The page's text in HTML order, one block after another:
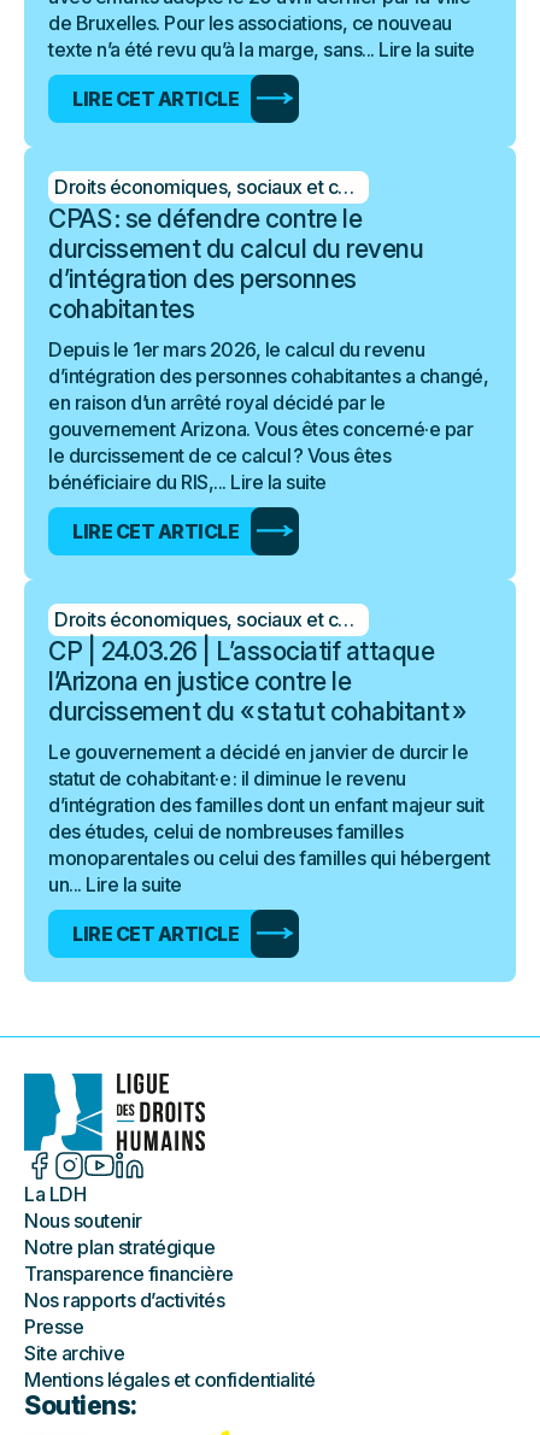
de Bruxelles. Pour les associations, ce nouveau
texte n’a été revu qu’à la marge, sans... Lire la suite
LIRE CET ARTICLE
Droits économiques, sociaux et culturels
CPAS : se défendre contre le
durcissement du calcul du revenu
d’intégration des personnes
cohabitantes
Depuis le 1er mars 2026, le calcul du revenu
d’intégration des personnes cohabitantes a changé,
en raison d’un arrêté royal décidé par le
gouvernement Arizona. Vous êtes concerné·e par
le durcissement de ce calcul ? Vous êtes
bénéficiaire du RIS,... Lire la suite
LIRE CET ARTICLE
Droits économiques, sociaux et culturels
CP | 24.03.26 | L’associatif attaque
l’Arizona en justice contre le
durcissement du « statut cohabitant »
Le gouvernement a décidé en janvier de durcir le
statut de cohabitant·e : il diminue le revenu
d’intégration des familles dont un enfant majeur suit
des études, celui de nombreuses familles
monoparentales ou celui des familles qui hébergent
un... Lire la suite
LIRE CET ARTICLE
La LDH
Nous soutenir
Notre plan stratégique
Transparence financière
Nos rapports d’activités
Presse
Site archive
Mentions légales et confidentialité
Soutiens: